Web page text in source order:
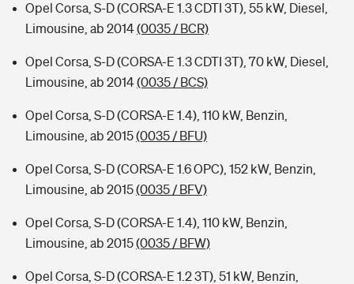
Opel Corsa, S-D (CORSA-E 1.3 CDTI 3T), 55 kW, Diesel,
Limousine, ab 2014(0035 / BCR)
Opel Corsa, S-D (CORSA-E 1.3 CDTI 3T), 70 kW, Diesel,
Limousine, ab 2014(0035 / BCS)
Opel Corsa, S-D (CORSA-E 1.4), 110 kW, Benzin,
Limousine, ab 2015(0035 / BFU)
Opel Corsa, S-D (CORSA-E 1.6 OPC), 152 kW, Benzin,
Limousine, ab 2015(0035 / BFV)
Opel Corsa, S-D (CORSA-E 1.4), 110 kW, Benzin,
Limousine, ab 2015(0035 / BFW)
Opel Corsa, S-D (CORSA-E 1.2 3T), 51 kW, Benzin,